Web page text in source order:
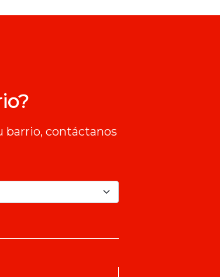
barrio, contáctanos